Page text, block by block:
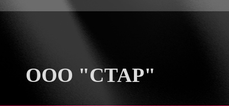
ООО "СТАР"